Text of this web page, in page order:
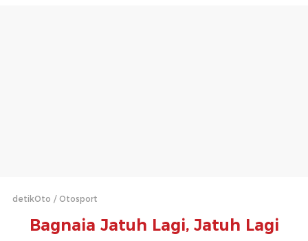
detikOto Otosport
Bagnaia Jatuh Lagi, Jatuh Lagi